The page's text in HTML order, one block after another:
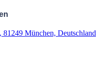
81249 München, Deutschland